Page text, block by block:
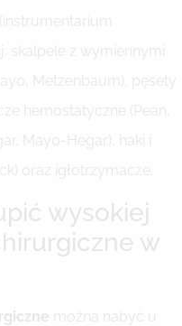
skalpele z wymiennymi
Metzenbaum), pęsety
hemostatyczne (Pean,
Mayo-Hegar), haki i
oraz igłotrzymacze.
wysokiej
w
można nabyć u